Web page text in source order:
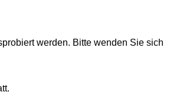
werden. Bitte wenden Sie sich